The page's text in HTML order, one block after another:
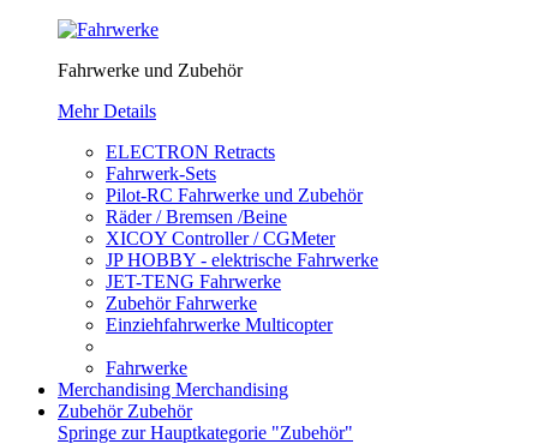
Fahrwerke und Zubehör
Mehr Details
ELECTRON Retracts
Fahrwerk-Sets
Pilot-RC Fahrwerke und Zubehör
Räder / Bremsen /Beine
XICOY Controller / CGMeter
JP HOBBY - elektrische Fahrwerke
JET-TENG Fahrwerke
Zubehör Fahrwerke
Einziehfahrwerke Multicopter
Fahrwerke
Merchandising Merchandising
Zubehör Zubehör
Springe zur Hauptkategorie "Zubehör"